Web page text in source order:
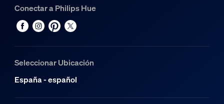
Conectar a Philips Hue
Seleccionar Ubicación
España - español